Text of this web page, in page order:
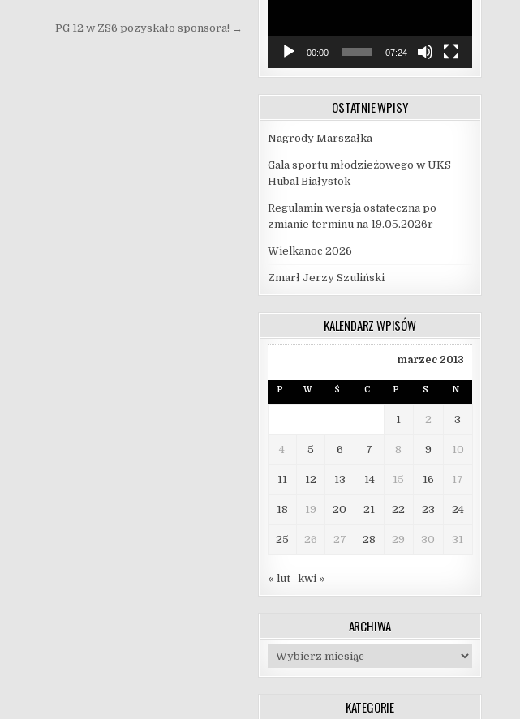
PG 12 w ZS6 pozyskało sponsora! →
00:00 07:24
OSTATNIE WPISY
Nagrody Marszałka
Gala sportu młodzieżowego w UKS
Hubal Białystok
Regulamin wersja ostateczna po
zmianie terminu na 19.05.2026r
Wielkanoc 2026
Zmarł Jerzy Szuliński
KALENDARZ WPISÓW
marzec 2013
P W Ś C P S N
1 2 3
4 5 6 7 8 9 10
11 12 13 14 15 16 17
18 19 20 21 22 23 24
25 26 27 28 29 30 31
« lut kwi »
ARCHIWA
Archiwa
KATEGORIE